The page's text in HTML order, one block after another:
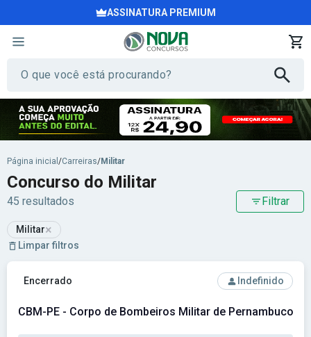
ASSINATURA PREMIUM
Página inicial /Carreiras/Militar
Concurso do Militar
45 resultados Filtrar
Militar×
Limpar filtros
Ver concurso: CBM-PE - Corpo de Bombeiros Militar de
Encerrado Indefinido
CBM-PE - Corpo de Bombeiros Militar de Pernambuco